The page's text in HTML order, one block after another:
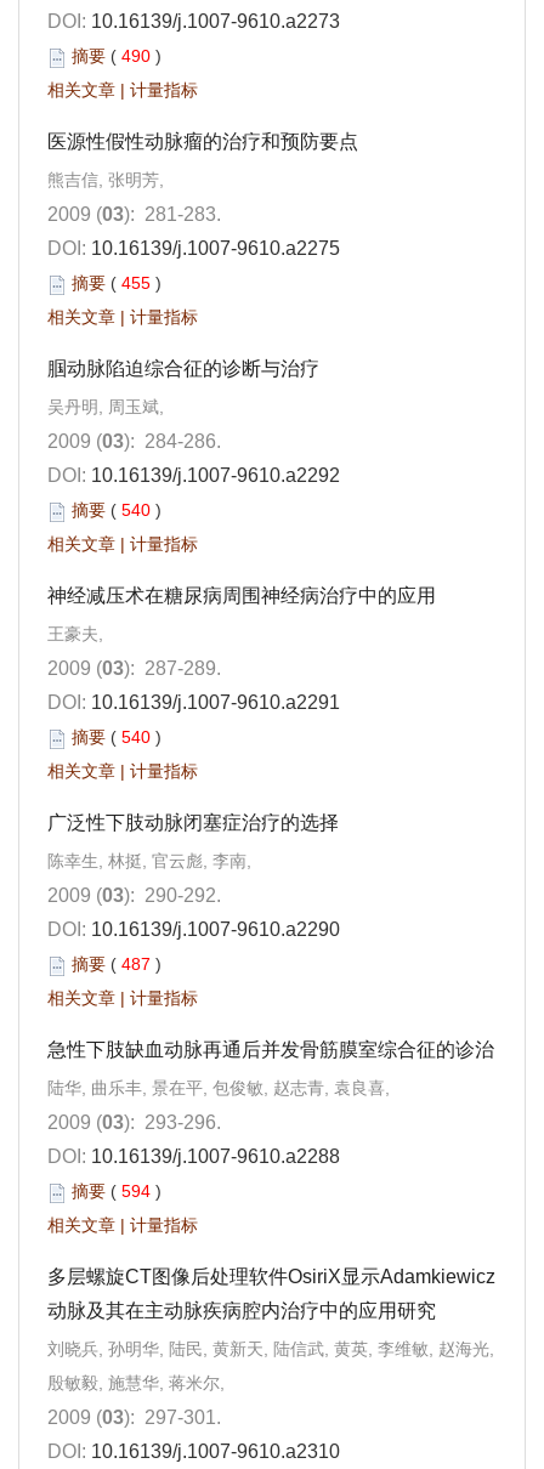
DOI: 10.16139/j.1007-9610.a2273
摘要 ( 490 )
相关文章 | 计量指标
医源性假性动脉瘤的治疗和预防要点
熊吉信, 张明芳,
2009 (03): 281-283.
DOI: 10.16139/j.1007-9610.a2275
摘要 ( 455 )
相关文章 | 计量指标
腘动脉陷迫综合征的诊断与治疗
吴丹明, 周玉斌,
2009 (03): 284-286.
DOI: 10.16139/j.1007-9610.a2292
摘要 ( 540 )
相关文章 | 计量指标
神经减压术在糖尿病周围神经病治疗中的应用
王豪夫,
2009 (03): 287-289.
DOI: 10.16139/j.1007-9610.a2291
摘要 ( 540 )
相关文章 | 计量指标
广泛性下肢动脉闭塞症治疗的选择
陈幸生, 林挺, 官云彪, 李南,
2009 (03): 290-292.
DOI: 10.16139/j.1007-9610.a2290
摘要 ( 487 )
相关文章 | 计量指标
急性下肢缺血动脉再通后并发骨筋膜室综合征的诊治
陆华, 曲乐丰, 景在平, 包俊敏, 赵志青, 袁良喜,
2009 (03): 293-296.
DOI: 10.16139/j.1007-9610.a2288
摘要 ( 594 )
相关文章 | 计量指标
多层螺旋CT图像后处理软件OsiriX显示Adamkiewicz
动脉及其在主动脉疾病腔内治疗中的应用研究
刘晓兵, 孙明华, 陆民, 黄新天, 陆信武, 黄英, 李维敏, 赵海光,
殷敏毅, 施慧华, 蒋米尔,
2009 (03): 297-301.
DOI: 10.16139/j.1007-9610.a2310